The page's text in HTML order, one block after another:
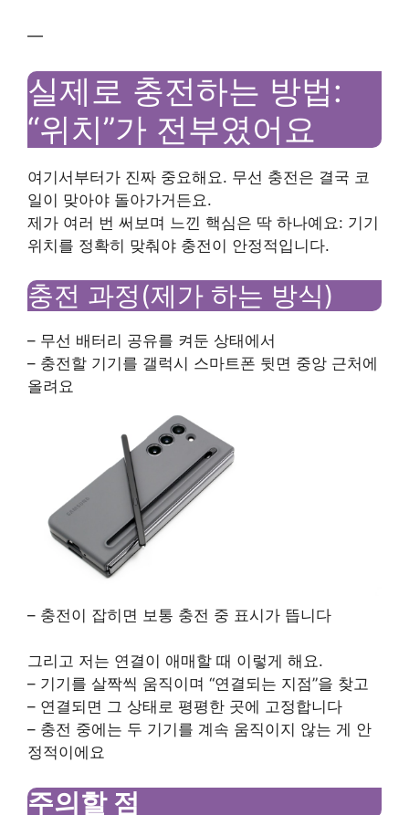
—
실제로 충전하는 방법:
“위치”가 전부였어요
여기서부터가 진짜 중요해요. 무선 충전은 결국 코
일이 맞아야 돌아가거든요.
제가 여러 번 써보며 느낀 핵심은 딱 하나예요: 기기
위치를 정확히 맞춰야 충전이 안정적입니다.
충전 과정(제가 하는 방식)
– 무선 배터리 공유를 켜둔 상태에서
– 충전할 기기를 갤럭시 스마트폰 뒷면 중앙 근처에
올려요
– 충전이 잡히면 보통 충전 중 표시가 뜹니다
그리고 저는 연결이 애매할 때 이렇게 해요.
– 기기를 살짝씩 움직이며 “연결되는 지점”을 찾고
– 연결되면 그 상태로 평평한 곳에 고정합니다
– 충전 중에는 두 기기를 계속 움직이지 않는 게 안
정적이에요
주의할 점